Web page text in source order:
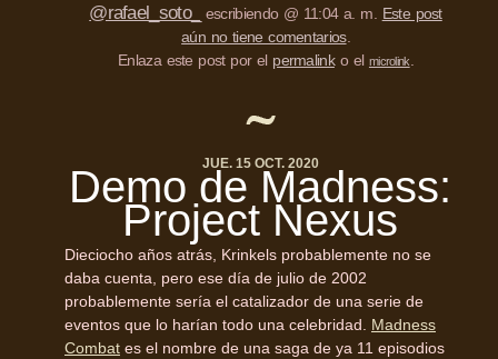
@rafael_soto_ escribiendo @ 11:04 a. m. Este post
aún no tiene comentarios.
Enlaza este post por el permalinko el microlink
JUE. 15 OCT. 2020
Demo de Madness:
Project Nexus
Dieciocho años atrás, Krinkels probablemente no se
daba cuenta, pero ese día de julio de 2002
probablemente sería el catalizador de una serie de
eventos que lo harían todo una celebridad. Madness
Combat es el nombre de una saga de ya 11 episodios